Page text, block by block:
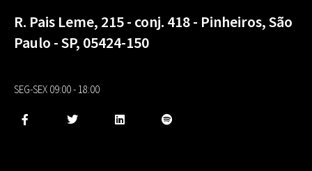
R. Pais Leme, 215 - conj. 418 - Pinheiros, São
Paulo - SP, 05424-150
SEG-SEX 09:00 - 18:00